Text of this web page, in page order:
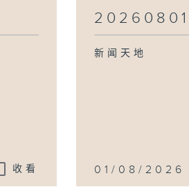
收看
20260801
新闻天地
01/08/2026